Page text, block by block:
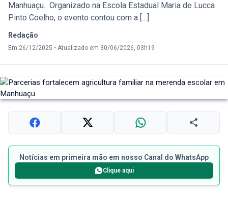
Manhuaçu. Organizado na Escola Estadual Maria de Lucca
Pinto Coelho, o evento contou com a […]
Redação
Em 26/12/2025 • Atualizado em 30/06/2026, 03h19
Notícias em primeira mão em nosso Canal do WhatsApp
Clique aqui